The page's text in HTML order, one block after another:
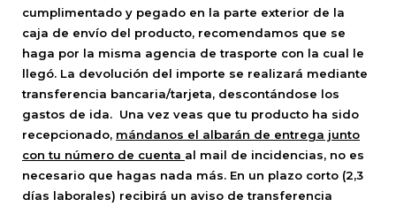
cumplimentado y pegado en la parte exterior de la
caja de envío del producto, recomendamos que se
haga por la misma agencia de trasporte con la cual le
llegó. La devolución del importe se realizará mediante
transferencia bancaria/tarjeta, descontándose los
gastos de ida. Una vez veas que tu producto ha sido
recepcionado, mándanos el albarán de entrega junto
con tu número de cuenta al mail de incidencias, no es
necesario que hagas nada más. En un plazo corto (2,3
días laborales) recibirá un aviso de transferencia